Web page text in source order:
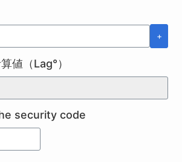
+
値（Lag°）
security code